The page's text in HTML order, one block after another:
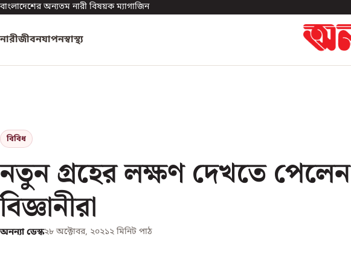
বাংলাদেশের অন্যতম নারী বিষয়ক ম্যাগাজিন
নারীজীবনযাপনস্বাস্থ্য
বিবিধ
নতুন গ্রহের লক্ষণ দেখতে পেলেন
বিজ্ঞানীরা
অনন্যা ডেস্ক২৮ অক্টোবর, ২০২১২ মিনিট পাঠ